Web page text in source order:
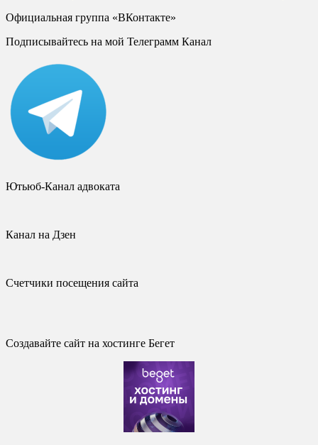
Официальная группа «ВКонтакте»
Подписывайтесь на мой Телеграмм Канал
Ютьюб-Канал адвоката
Канал на Дзен
Счетчики посещения сайта
Создавайте сайт на хостинге Бегет